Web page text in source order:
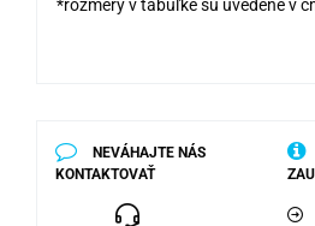
*rozmery v tabuľke sú uvedené v
NEVÁHAJTE NÁS
KONTAKTOVAŤ